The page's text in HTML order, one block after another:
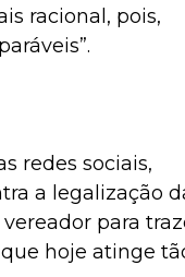
racional, pois,
redes sociais,
a legalização
para
hoje atinge